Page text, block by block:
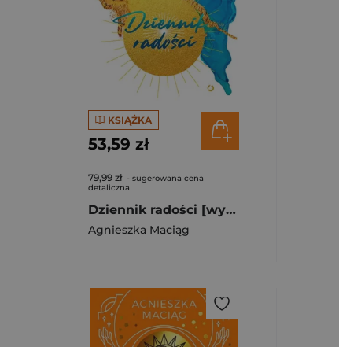
KSIĄŻKA
53,59 zł
79,99 zł - sugerowana cena
detaliczna
Dziennik radości [wyd. 2, 2024]
Agnieszka Maciąg